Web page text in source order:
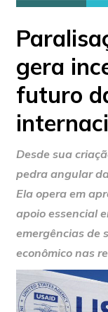
gera
futuro
Desde sua
pedra angular
Ela opera em
apoio essencial
emergências de
econômico nas